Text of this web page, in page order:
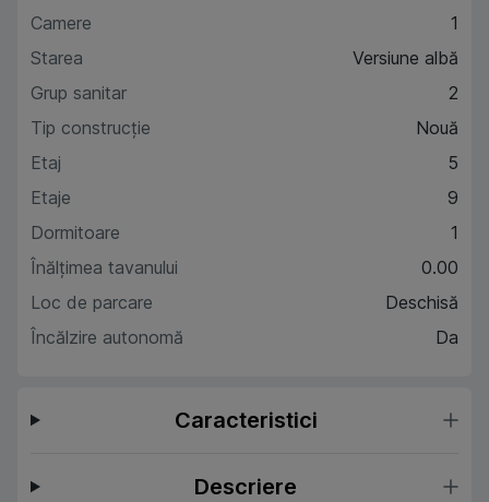
Camere
1
Starea
Versiune albă
Grup sanitar
2
Tip construcție
Nouă
Etaj
5
Etaje
9
Dormitoare
1
Înălțimea tavanului
0.00
Loc de parcare
Deschisă
Încălzire autonomă
Da
Caracteristici
Descriere